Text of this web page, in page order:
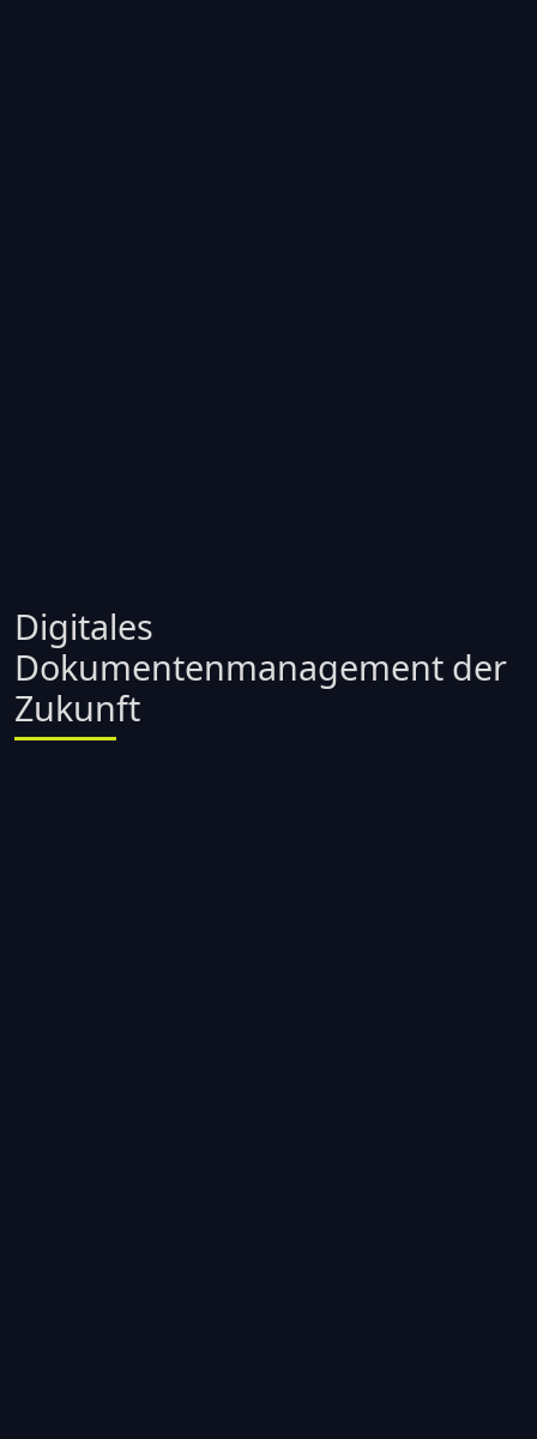
Digitales
Dokumentenmanagement der
Zukunft